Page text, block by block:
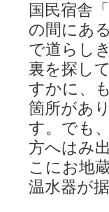
国民宿舎
の間にあ
で道らし
裏を探し
すかに、
箇所があ
す。でも
方へはみ
こにお地
温水器が